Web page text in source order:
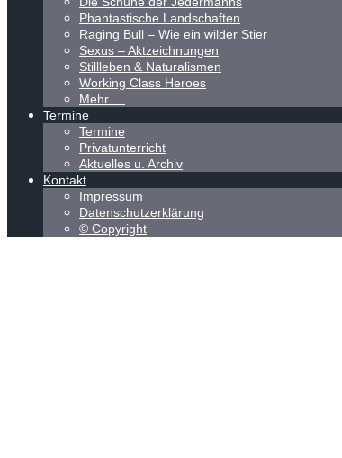
Phantastische Landschaften
Raging Bull – Wie ein wilder Stier
Sexus – Aktzeichnungen
Stillleben & Naturalismen
Working Class Heroes
Mehr …
Termine
Termine
Privatunterricht
Aktuelles u. Archiv
Kontakt
Impressum
Datenschutzerklärung
© Copyright